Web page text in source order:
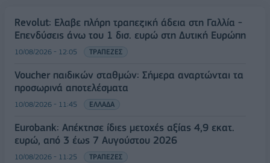
Revolut: Ελαβε πλήρη τραπεζική άδεια στη Γαλλία -
Επενδύσεις άνω του 1 δισ. ευρώ στη Δυτική Ευρώπη
10/08/2026 - 12:05 ΤΡΑΠΕΖΕΣ
Voucher παιδικών σταθμών: Σήμερα αναρτώνται τα
προσωρινά αποτελέσματα
10/08/2026 - 11:45 ΕΛΛΑΔΑ
Eurobank: Απέκτησε ίδιες μετοχές αξίας 4,9 εκατ.
ευρώ, από 3 έως 7 Αυγούστου 2026
10/08/2026 - 11:25 ΤΡΑΠΕΖΕΣ